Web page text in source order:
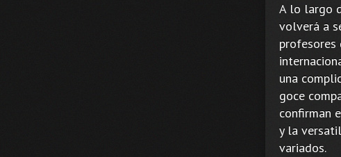
A lo largo
volverá a
profesores
una
goce
confirman
y la
variados.